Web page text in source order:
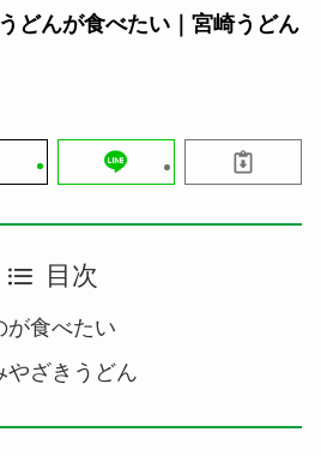
どんが食べたい｜宮崎うどん
目次
が食べたい
やざきうどん